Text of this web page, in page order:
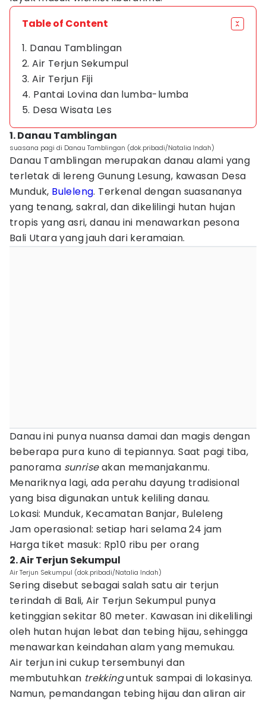
Table of Content
1. Danau Tamblingan
2. Air Terjun Sekumpul
3. Air Terjun Fiji
4. Pantai Lovina dan lumba-lumba
5. Desa Wisata Les
1. Danau Tamblingan
suasana pagi di Danau Tamblingan (dok.pribadi/Natalia Indah)
Danau Tamblingan merupakan danau alami yang
terletak di lereng Gunung Lesung, kawasan Desa
Munduk, Buleleng. Terkenal dengan suasananya
yang tenang, sakral, dan dikelilingi hutan hujan
tropis yang asri, danau ini menawarkan pesona
Bali Utara yang jauh dari keramaian.
Danau ini punya nuansa damai dan magis dengan
beberapa pura kuno di tepiannya. Saat pagi tiba,
panorama sunriseakan memanjakanmu.
Menariknya lagi, ada perahu dayung tradisional
yang bisa digunakan untuk keliling danau.
Lokasi: Munduk, Kecamatan Banjar, Buleleng
Jam operasional: setiap hari selama 24 jam
Harga tiket masuk: Rp10 ribu per orang
2. Air Terjun Sekumpul
Air Terjun Sekumpul (dok.pribadi/Natalia Indah)
Sering disebut sebagai salah satu air terjun
terindah di Bali, Air Terjun Sekumpul punya
ketinggian sekitar 80 meter. Kawasan ini dikelilingi
oleh hutan hujan lebat dan tebing hijau, sehingga
menawarkan keindahan alam yang memukau.
Air terjun ini cukup tersembunyi dan
membutuhkan trekkinguntuk sampai di lokasinya.
Namun, pemandangan tebing hijau dan aliran air